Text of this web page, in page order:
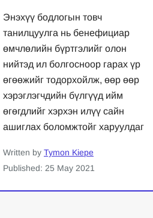
Энэхүү бодлогын товч
танилцуулга нь бенефициар
өмчлөлийн бүртгэлийг олон
нийтэд ил болгосноор гарах үр
өгөөжийг тодорхойлж, өөр өөр
хэрэглэгчдийн бүлгүүд ийм
өгөгдлийг хэрхэн илүү сайн
ашиглах боломжтойг харуулдаг
Written by Tymon Kiepe
Published: 25 May 2021